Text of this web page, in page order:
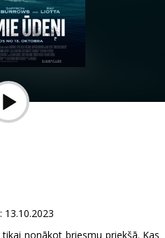
13.10.2023
nonākot briesmu priekšā. Kas